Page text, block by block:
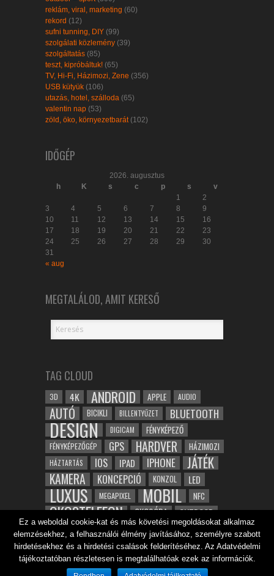
reklám, viral, marketing (60)
rekord (12)
sufni tunning, DIY (99)
szolgálati közlemény (39)
szolgáltatás (85)
teszt, kipróbáltuk! (65)
TV, Hi-Fi, Házimozi, Zene (356)
USB kütyük (106)
utazás, hotel, szálloda (65)
valentin nap (53)
zöld, öko, környezetbarát (102)
IDŐGÉP
2026. augusztus
h
K s c p s
v
1
2
3
4 5 6 7 8
9
10
11 12 13 14 15
16
17
18 19 20 21 22
23
24
25 26 27 28 29
30
31
« aug
MEGTALÁLOD, AMIT KERESŐ
TAG CLOUD
3D 4K ANDROID APPLE AUDIO
AUTÓ BICIKLI BILLENTYŰZET BLUETOOTH
DESIGN DIGICAM FÉNYKÉPEZŐ
FÉNYKÉPEZŐGÉP GPS HARDVER HÁZIMOZI
HÁZTARTÁS IOS IPAD IPHONE JÁTÉK
KAMERA KONCEPCIÓ KONZOL LED
LUXUS MEGAPIXEL MOBIL NFC
OKOSTELEFON OKOSÓRA OUTDOOR
ROBOT SAMSUNG SPORT TABLET
TESZT VIDEÓ VÍZÁLLÓ WIFI ZENE ZÖLD
ÉPÍTÉSZET ÉRINTŐKÉPERNYŐ ÓRA
Ez a weboldal cookie-kat és más követési megoldásokat alkalmaz
elemzésekhez, a felhasználói élmény javításához, személyre szabott
hirdetésekhez és a hirdetési csalások felderítéséhez. Az Adatvédelmi
tájékoztatóban részletesen is megtalálhatóak ezek az információk.